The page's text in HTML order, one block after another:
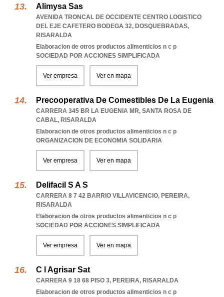
Alimysa Sas
AVENIDA TRONCAL DE OCCIDENTE CENTRO LOGISTICO
DEL EJE CAFETERO BODEGA 32, DOSQUEBRADAS,
RISARALDA
Elaboracion de otros productos alimenticios n c p
SOCIEDAD POR ACCIONES SIMPLIFICADA
Ver empresa Ver en mapa
Precooperativa De Comestibles De La Eugenia
CARRERA 345 BR LA EUGENIA MR, SANTA ROSA DE
CABAL, RISARALDA
Elaboracion de otros productos alimenticios n c p
ORGANIZACION DE ECONOMIA SOLIDARIA
Ver empresa Ver en mapa
Delifacil S A S
CARRERA 8 7 42 BARRIO VILLAVICENCIO, PEREIRA,
RISARALDA
Elaboracion de otros productos alimenticios n c p
SOCIEDAD POR ACCIONES SIMPLIFICADA
Ver empresa Ver en mapa
C I Agrisar Sat
CARRERA 9 18 68 PISO 3, PEREIRA, RISARALDA
Elaboracion de otros productos alimenticios n c p